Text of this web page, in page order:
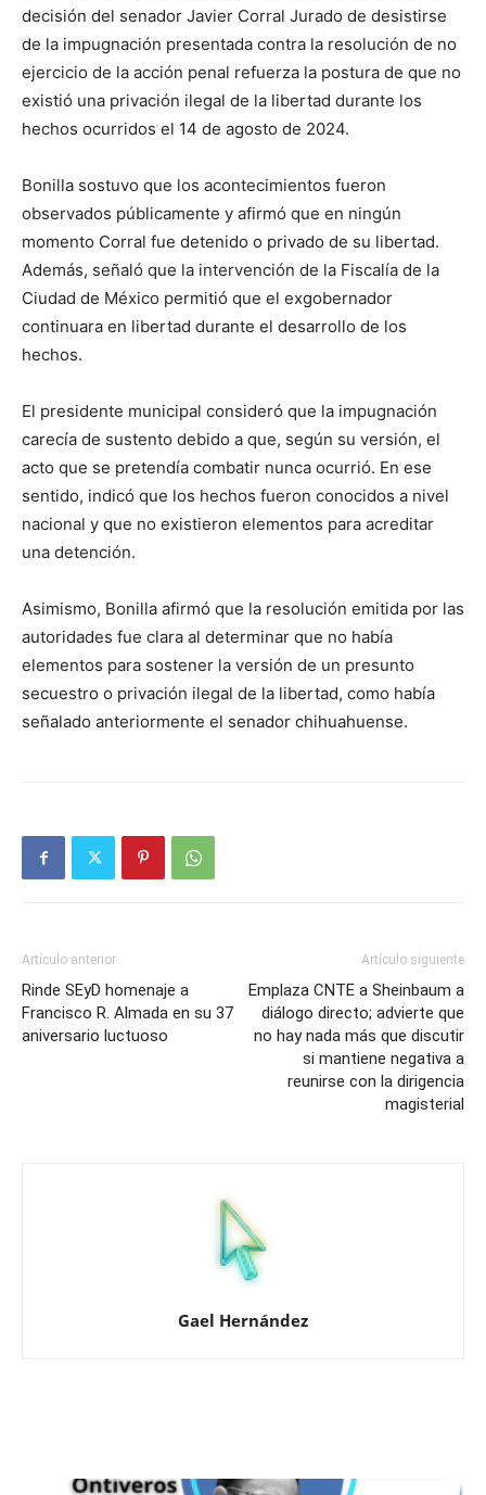
decisión del senador Javier Corral Jurado de desistirse
de la impugnación presentada contra la resolución de no
ejercicio de la acción penal refuerza la postura de que no
existió una privación ilegal de la libertad durante los
hechos ocurridos el 14 de agosto de 2024.
Bonilla sostuvo que los acontecimientos fueron
observados públicamente y afirmó que en ningún
momento Corral fue detenido o privado de su libertad.
Además, señaló que la intervención de la Fiscalía de la
Ciudad de México permitió que el exgobernador
continuara en libertad durante el desarrollo de los
hechos.
El presidente municipal consideró que la impugnación
carecía de sustento debido a que, según su versión, el
acto que se pretendía combatir nunca ocurrió. En ese
sentido, indicó que los hechos fueron conocidos a nivel
nacional y que no existieron elementos para acreditar
una detención.
Asimismo, Bonilla afirmó que la resolución emitida por las
autoridades fue clara al determinar que no había
elementos para sostener la versión de un presunto
secuestro o privación ilegal de la libertad, como había
señalado anteriormente el senador chihuahuense.
Artículo anterior
Rinde SEyD homenaje a
Francisco R. Almada en su 37
aniversario luctuoso
Artículo siguiente
Emplaza CNTE a Sheinbaum a
diálogo directo; advierte que
no hay nada más que discutir
si mantiene negativa a
reunirse con la dirigencia
magisterial
Gael Hernández